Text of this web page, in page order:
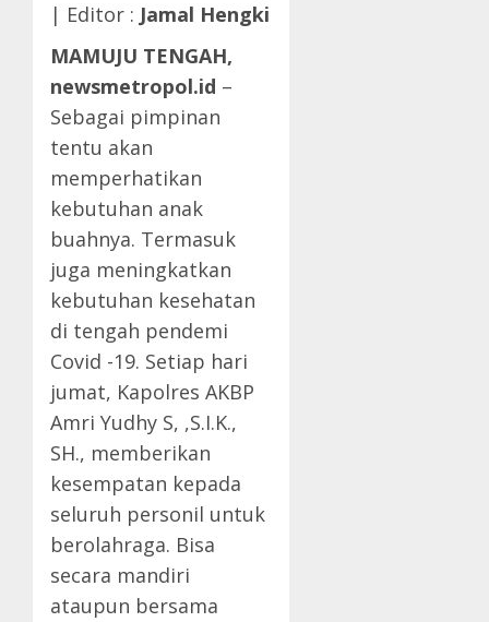
| Editor : Jamal Hengki
MAMUJU TENGAH,
newsmetropol.id –
Sebagai pimpinan
tentu akan
memperhatikan
kebutuhan anak
buahnya. Termasuk
juga meningkatkan
kebutuhan kesehatan
di tengah pendemi
Covid -19. Setiap hari
jumat, Kapolres AKBP
Amri Yudhy S, ,S.I.K.,
SH., memberikan
kesempatan kepada
seluruh personil untuk
berolahraga. Bisa
secara mandiri
ataupun bersama